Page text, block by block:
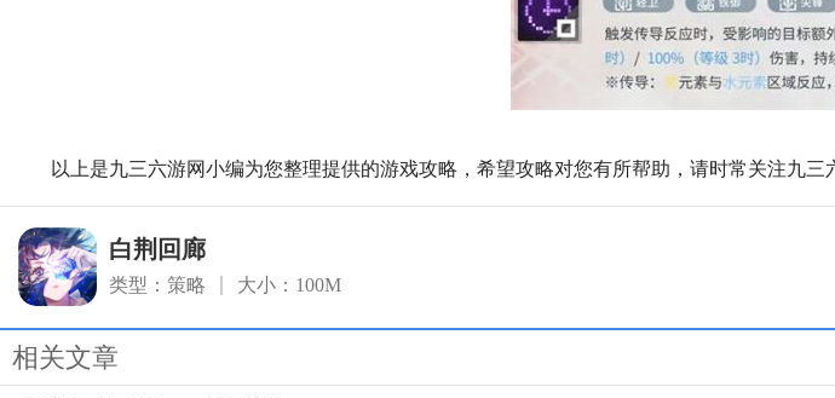
以上是九三六游网小编为您整理提供的游戏攻略，希望攻略对您有所帮助，请时常关注九
白荆回廊
类型：策略 大小：100M
相关文章